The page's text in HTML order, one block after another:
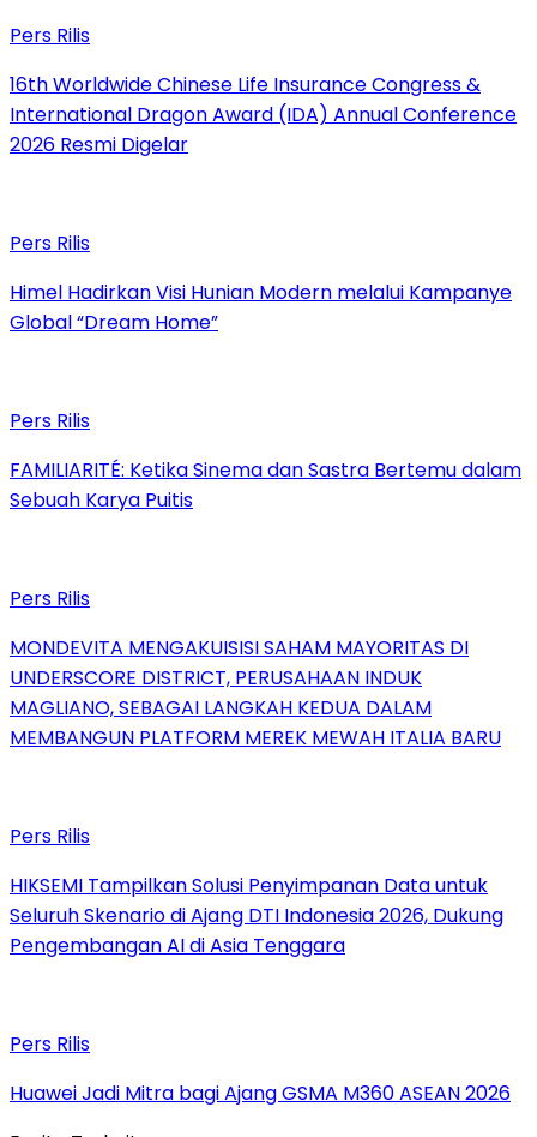
Pers Rilis
16th Worldwide Chinese Life Insurance Congress &
International Dragon Award (IDA) Annual Conference
2026 Resmi Digelar
Pers Rilis
Himel Hadirkan Visi Hunian Modern melalui Kampanye
Global “Dream Home”
Pers Rilis
FAMILIARITÉ: Ketika Sinema dan Sastra Bertemu dalam
Sebuah Karya Puitis
Pers Rilis
MONDEVITA MENGAKUISISI SAHAM MAYORITAS DI
UNDERSCORE DISTRICT, PERUSAHAAN INDUK
MAGLIANO, SEBAGAI LANGKAH KEDUA DALAM
MEMBANGUN PLATFORM MEREK MEWAH ITALIA BARU
Pers Rilis
HIKSEMI Tampilkan Solusi Penyimpanan Data untuk
Seluruh Skenario di Ajang DTI Indonesia 2026, Dukung
Pengembangan AI di Asia Tenggara
Pers Rilis
Huawei Jadi Mitra bagi Ajang GSMA M360 ASEAN 2026